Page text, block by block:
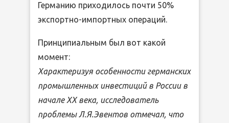
Германию приходилось почти 50%
экспортно-импортных операций.
Принципиальным был вот какой
момент:
Характеризуя особенности германских
промышленных инвестиций в России в
начале ХХ века, исследователь
проблемы Л.Я.Эвентов отмечал, что